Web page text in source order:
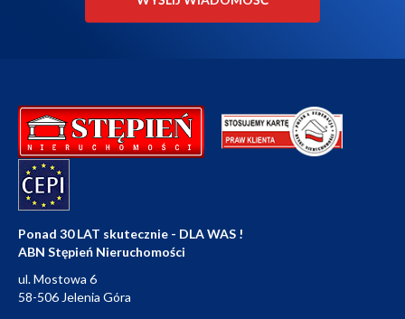
Ponad 30 LAT skutecznie - DLA WAS !
ABN Stępień Nieruchomości
ul. Mostowa 6
58-506 Jelenia Góra